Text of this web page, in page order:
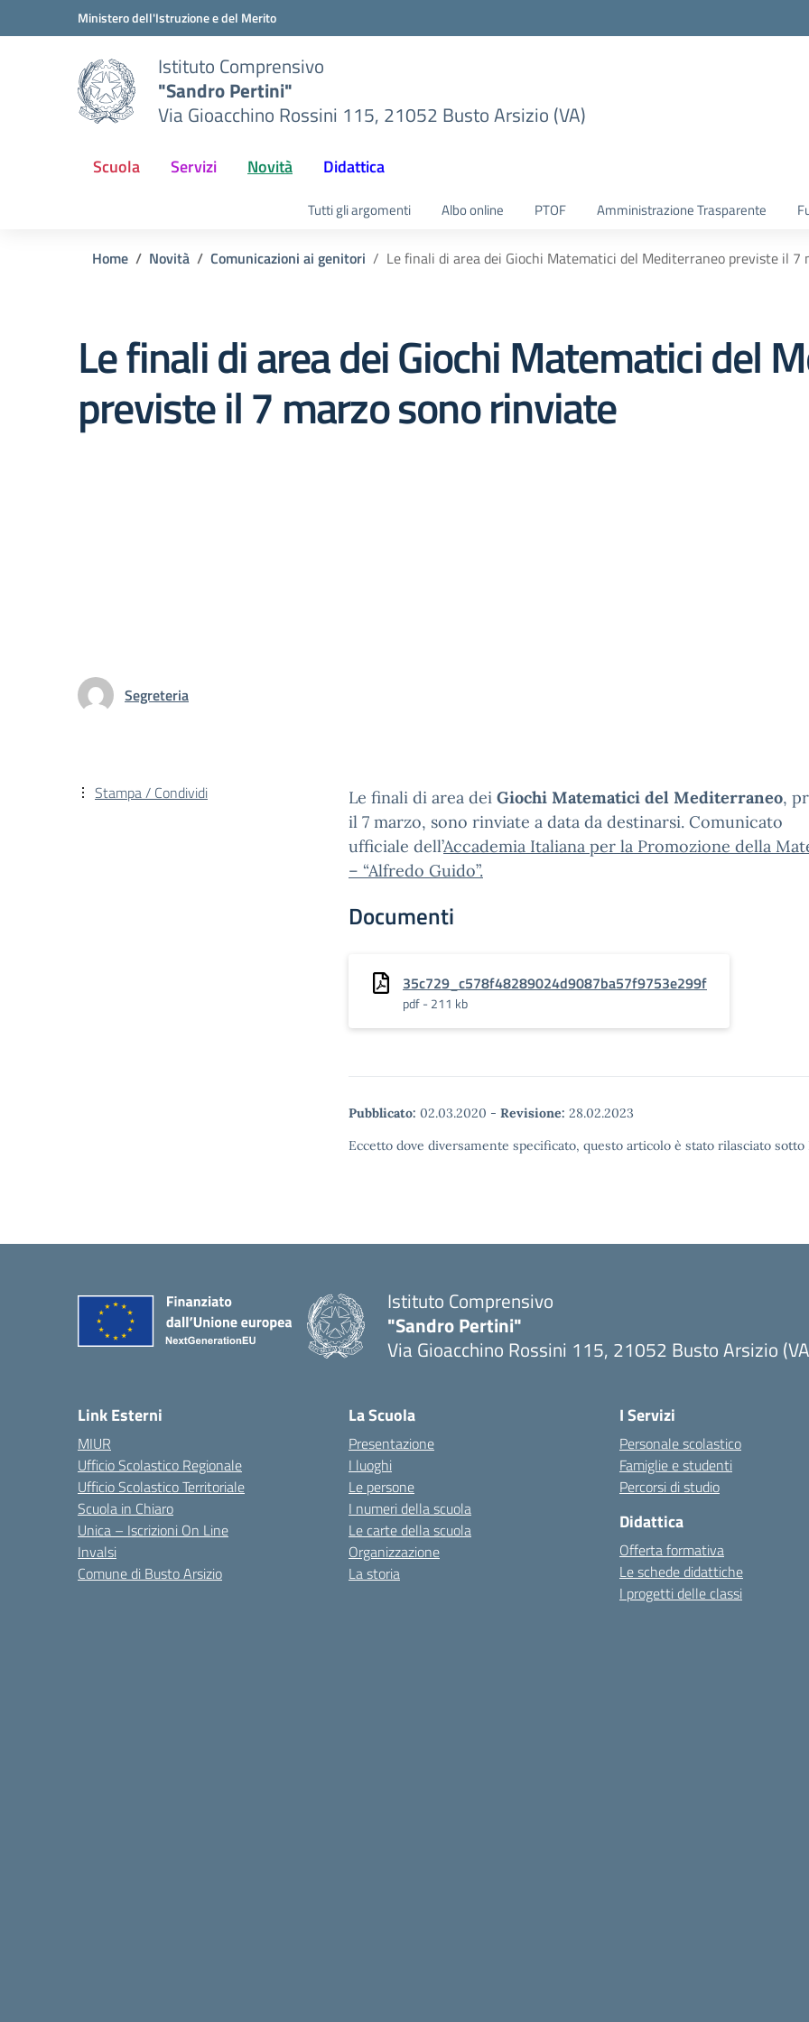
Vai ai contenuti
Vai al menu di navigazioneMinistero dell'Istruzione e del Merito
Istituto Comprensivo
"Sandro Pertini"
Via Gioacchino Rossini 115, 21052 Busto Arsizio (VA)
Scuola Servizi Novità Didattica
Tutti gli argomenti Albo online PTOF Amministrazione Trasparente
Home Novità Comunicazioni ai genitori Le finali di area dei Giochi Matematici del Mediterraneo previste il 7
Le finali di area dei Giochi Matematici del
previste il 7 marzo sono rinviate
Segreteria
Le finali di area dei Giochi Matematici del Mediterraneo,
il 7 marzo, sono rinviate a data da destinarsi. Comunicato
ufficiale dell’Accademia Italiana per la Promozione della
– “Alfredo Guido”.
Documenti
35c729_c578f48289024d9087ba57f9753e299f
pdf - 211 kb
Pubblicato: 02.03.2020 - Revisione: 28.02.2023
Eccetto dove diversamente specificato, questo articolo è stato rilasciato
Stampa / Condividi
Istituto Comprensivo
"Sandro Pertini"
Via Gioacchino Rossini 115, 21052 Busto Arsizio
Link Esterni
MIUR
Ufficio Scolastico Regionale
Ufficio Scolastico Territoriale
Scuola in Chiaro
Unica – Iscrizioni On Line
Invalsi
Comune di Busto Arsizio
La Scuola
Presentazione
I luoghi
Le persone
I numeri della scuola
Le carte della scuola
Organizzazione
La storia
I Servizi
Personale scolastico
Famiglie e studenti
Percorsi di studio
Didattica
Offerta formativa
Le schede didattiche
I progetti delle classi